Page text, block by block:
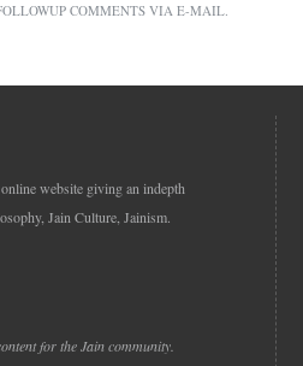
COMMENTS VIA E-MAIL.
website giving an indepth
Jain Culture, Jainism.
for the Jain community.